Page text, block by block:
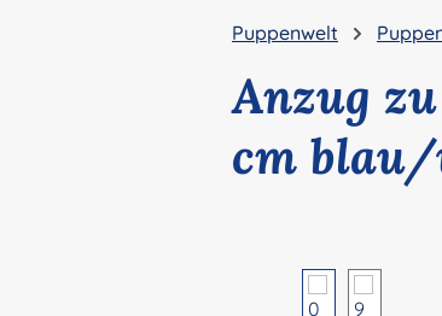
Puppenwelt
Anzug
cm